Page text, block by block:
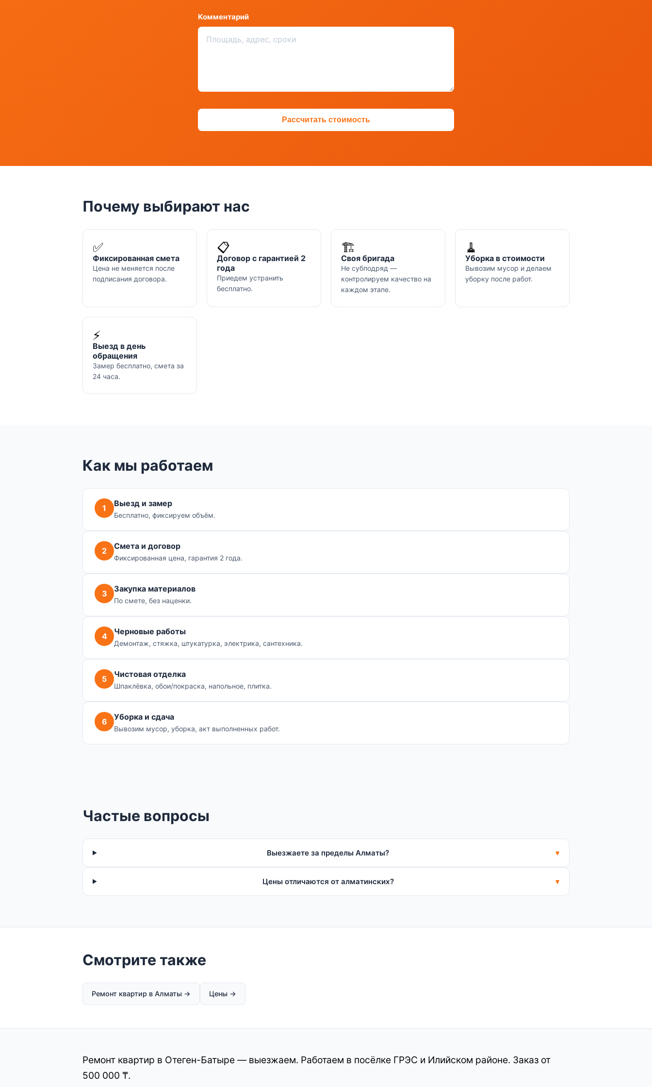
Комментарий
Рассчитать стоимость
Почему выбирают нас
✅
Фиксированная смета
Цена не меняется после
подписания договора.
📋
Договор с гарантией 2
года
Приедем устранить
бесплатно.
🏗️
Своя бригада
Не субподряд —
контролируем качество на
каждом этапе.
🧹
Уборка в стоимости
Вывозим мусор и делаем
уборку после работ.
⚡
Выезд в день
обращения
Замер бесплатно, смета за
24 часа.
Как мы работаем
1 Выезд и замер
Бесплатно, фиксируем объём.
2 Смета и договор
Фиксированная цена, гарантия 2 года.
3 Закупка материалов
По смете, без наценки.
4 Черновые работы
Демонтаж, стяжка, штукатурка, электрика, сантехника.
5 Чистовая отделка
Шпаклёвка, обои/покраска, напольное, плитка.
6 Уборка и сдача
Вывозим мусор, уборка, акт выполненных работ.
Частые вопросы
Выезжаете за пределы Алматы?
Цены отличаются от алматинских?
Смотрите также
Ремонт квартир в Алматы → Цены →
Ремонт квартир в Отеген-Батыре — выезжаем. Работаем в посёлке ГРЭС и Илийском районе. Заказ от
500 000 ₸.